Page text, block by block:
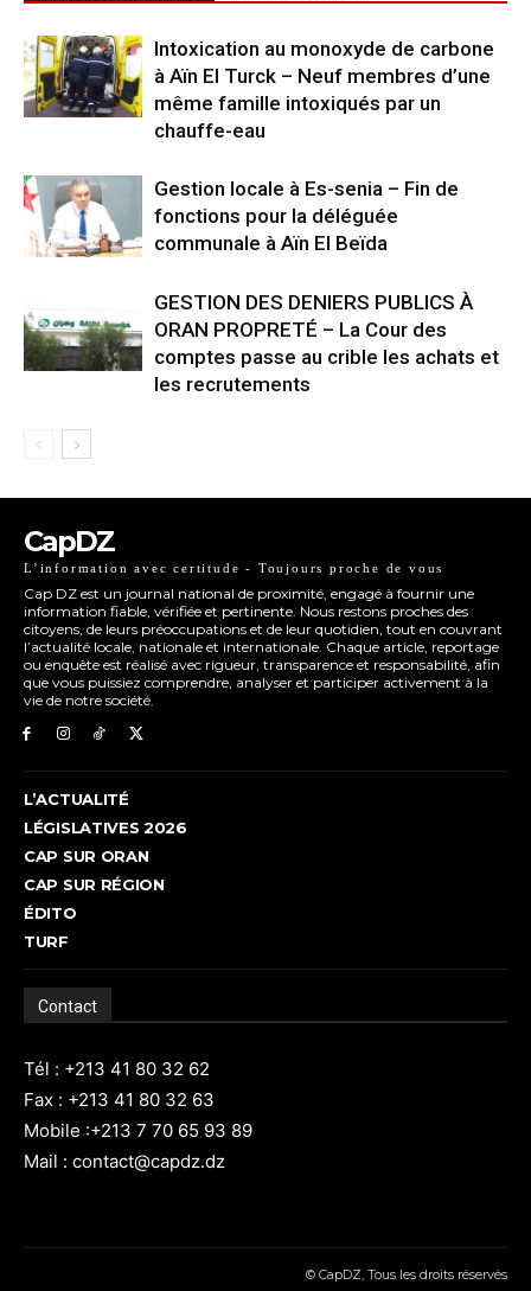
Intoxication au monoxyde de carbone
à Aïn El Turck – Neuf membres d’une
même famille intoxiqués par un
chauffe-eau
Gestion locale à Es-senia – Fin de
fonctions pour la déléguée
communale à Aïn El Beïda
GESTION DES DENIERS PUBLICS À
ORAN PROPRETÉ – La Cour des
comptes passe au crible les achats et
les recrutements
CapDZ
L’information avec certitude - Toujours proche de vous
Cap DZ est un journal national de proximité, engagé à fournir une
information fiable, vérifiée et pertinente. Nous restons proches des
citoyens, de leurs préoccupations et de leur quotidien, tout en couvrant
l’actualité locale, nationale et internationale. Chaque article, reportage
ou enquête est réalisé avec rigueur, transparence et responsabilité, afin
que vous puissiez comprendre, analyser et participer activement à la
vie de notre société.
L’ACTUALITÉ
LÉGISLATIVES 2026
CAP SUR ORAN
CAP SUR RÉGION
ÉDITO
TURF
Contact
Tél : +213 41 80 32 62
Fax : +213 41 80 32 63
Mobile :+213 7 70 65 93 89
Mail : contact@capdz.dz
© CapDZ, Tous les droits réservés